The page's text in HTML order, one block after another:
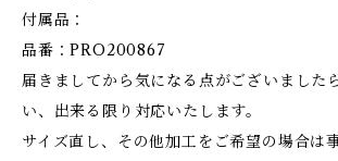
付属品：
品番：PRO200867
届きましてから気になる点がございました
い、出来る限り対応いたします。
サイズ直し、その他加工をご希望の場合は